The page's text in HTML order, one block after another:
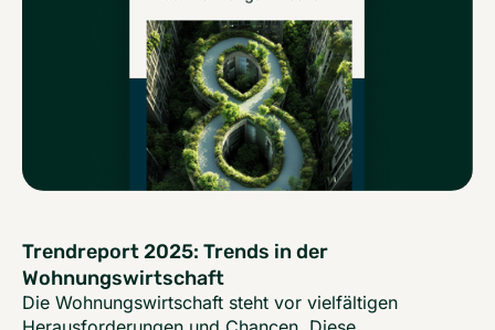
Trendreport 2025: Trends in der
Wohnungswirtschaft
Die Wohnungswirtschaft steht vor vielfältigen